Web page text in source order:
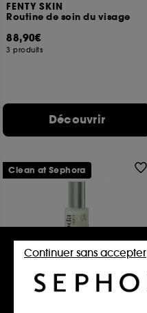
FENTY SKIN
Routine de soin du visage
88,90€
3 produits
Découvrir
YEPODA
The Make My Day Cream
Clean at Sephora
Continuer sans accepter